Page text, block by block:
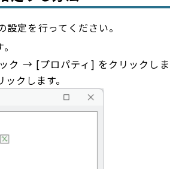
定を行ってください。
ク → [プロパティ] をクリックしま
クします。